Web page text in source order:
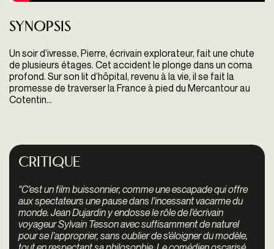
Synopsis
Un soir d’ivresse, Pierre, écrivain explorateur, fait une chute
de plusieurs étages. Cet accident le plonge dans un coma
profond. Sur son lit d’hôpital, revenu à la vie, il se fait la
promesse de traverser la France à pied du Mercantour au
Cotentin…
Critique
"C’est un film buissonnier, comme une escapade qui offre
aux spectateurs une pause dans l’incessant vacarme du
monde. Jean Dujardin y endosse le rôle de l’écrivain
voyageur Sylvain Tesson avec suffisamment de naturel
pour se l’approprier, sans oublier de s’éloigner du modèle,